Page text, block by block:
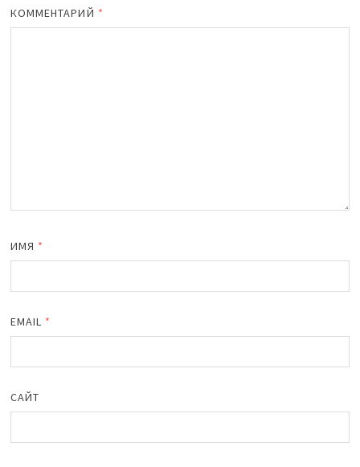
КОММЕНТАРИЙ *
ИМЯ *
EMAIL *
САЙТ